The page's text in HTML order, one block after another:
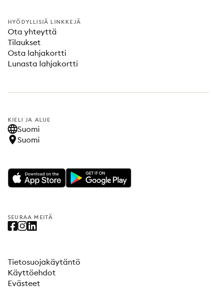
HYÖDYLLISIÄ LINKKEJÄ
Ota yhteyttä
Tilaukset
Osta lahjakortti
Lunasta lahjakortti
KIELI JA ALUE
Suomi
Suomi
SEURAA MEITÄ
Tietosuojakäytäntö
Käyttöehdot
Evästeet